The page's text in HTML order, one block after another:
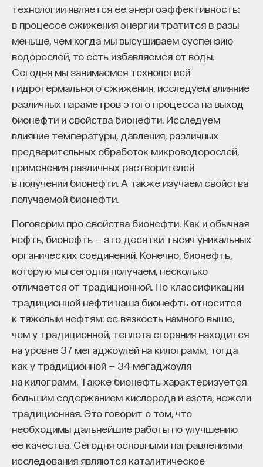
технологии является ее энергоэффективность:
в процессе сжижения энергии тратится в разы
меньше, чем когда мы высушиваем суспензию
водорослей, то есть избавляемся от воды.
Сегодня мы занимаемся технологией
гидротермального сжижения, исследуем влияние
различных параметров этого процесса на выход
бионефти и свойства бионефти. Исследуем
влияние температуры, давления, различных
предварительных обработок микроводорослей,
применения различных растворителей
в получении бионефти. А также изучаем свойства
получаемой бионефти.
Поговорим про свойства бионефти. Как и обычная
нефть, бионефть — это десятки тысяч уникальных
органических соединений. Конечно, бионефть,
которую мы сегодня получаем, несколько
отличается от традиционной. По классификации
традиционной нефти наша бионефть относится
к тяжелым нефтям: ее вязкость намного выше,
чем у традиционной, теплота сгорания находится
на уровне 37 мегаджоулей на килограмм, тогда
как у традиционной — 34 мегаджоуля
на килограмм. Также бионефть характеризуется
большим содержанием кислорода и азота, нежели
традиционная. Это говорит о том, что
необходимы дальнейшие работы по улучшению
ее качества. Сегодня основными направлениями
исследования являются каталитическое
ИСКУССТВЕННЫЙ ИНТЕЛЛЕКТ УНИВЕРСИТЕТ
НЕЙРОСЕТЕВЫЕ АРХИТЕКТУРЫ
ПАРТНЁР ПРОЕКТА
Что такое партнёрский материал?
Внеси свой вклад в дело
просвещения!
ПОДДЕРЖАТЬ ПОСТНАУКУ